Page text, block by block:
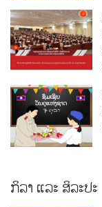
ກິລາ ແລະ ສິລະປະ